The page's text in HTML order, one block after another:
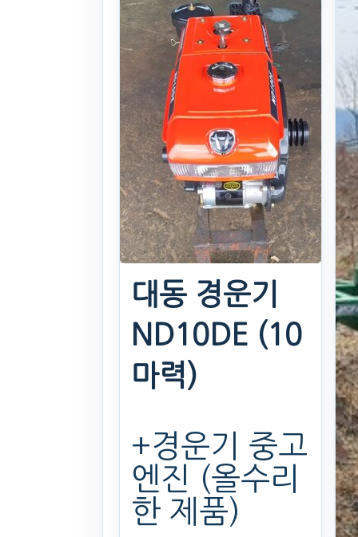
.
대동 경운기
ND10DE (10
마력)
+경운기 중고
엔진 (올수리
한 제품)